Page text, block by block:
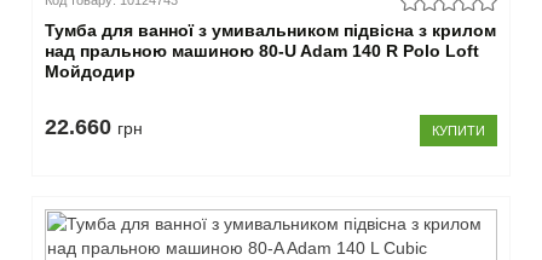
Тумба для ванної з умивальником підвісна з крилом
над пральною машиною 80-U Adam 140 R Polo Loft
Мойдодир
22.660 грн КУПИТИ